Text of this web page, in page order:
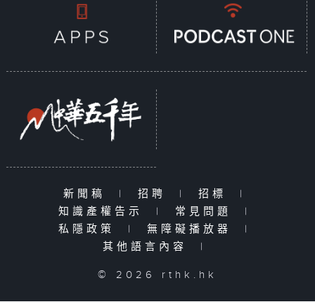
新聞稿 | 招聘 | 招標
|
知識產權告示
| 常見問題
|
私隱政策
| 無障礙播放器
|
其他語言內容
|
© 2026 rthk.hk